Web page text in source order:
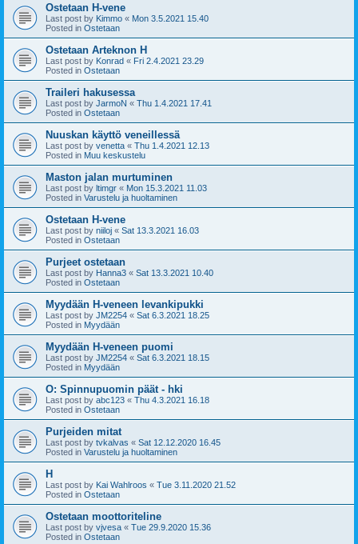
Ostetaan H-vene
Last post by Kimmo « Mon 3.5.2021 15.40
Posted in Ostetaan
Ostetaan Arteknon H
Last post by Konrad « Fri 2.4.2021 23.29
Posted in Ostetaan
Traileri hakusessa
Last post by JarmoN « Thu 1.4.2021 17.41
Posted in Ostetaan
Nuuskan käyttö veneillessä
Last post by venetta « Thu 1.4.2021 12.13
Posted in Muu keskustelu
Maston jalan murtuminen
Last post by ltimgr « Mon 15.3.2021 11.03
Posted in Varustelu ja huoltaminen
Ostetaan H-vene
Last post by niiloj « Sat 13.3.2021 16.03
Posted in Ostetaan
Purjeet ostetaan
Last post by Hanna3 « Sat 13.3.2021 10.40
Posted in Ostetaan
Myydään H-veneen levankipukki
Last post by JM2254 « Sat 6.3.2021 18.25
Posted in Myydään
Myydään H-veneen puomi
Last post by JM2254 « Sat 6.3.2021 18.15
Posted in Myydään
O: Spinnupuomin päät - hki
Last post by abc123 « Thu 4.3.2021 16.18
Posted in Ostetaan
Purjeiden mitat
Last post by tvkalvas « Sat 12.12.2020 16.45
Posted in Varustelu ja huoltaminen
H
Last post by Kai Wahlroos « Tue 3.11.2020 21.52
Posted in Ostetaan
Ostetaan moottoriteline
Last post by vjvesa « Tue 29.9.2020 15.36
Posted in Ostetaan